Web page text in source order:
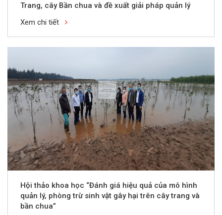
Trang, cây Bần chua và đề xuất giải pháp quản lý
mặn ven biển tỉnh Thái Bình
Xem chi tiết
Hội thảo khoa học “Đánh giá hiệu quả của mô hình
quản lý, phòng trừ sinh vật gây hại trên cây trang và
bần chua”